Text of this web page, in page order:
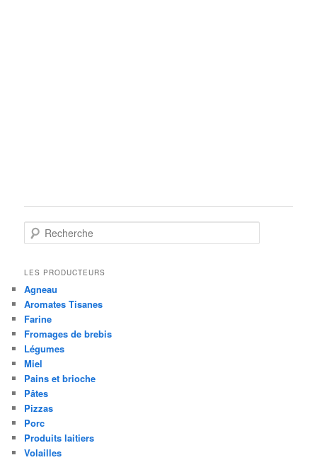
e
h
r
c
h
e
LES PRODUCTEURS
Agneau
Aromates Tisanes
Farine
Fromages de brebis
Légumes
Miel
Pains et brioche
Pâtes
Pizzas
Porc
Produits laitiers
Volailles